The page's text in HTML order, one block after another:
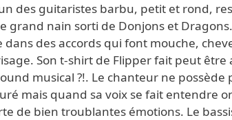
des guitaristes barbu, petit et rond,
grand nain sorti de Donjons et
dans des accords qui font mouche,
Son t-shirt de Flipper fait peut être
musical ?!. Le chanteur ne possède
mais quand sa voix se fait entendre
de bien troublantes émotions. Le